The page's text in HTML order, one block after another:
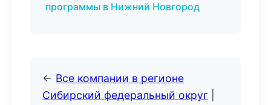
программы в Нижний Новгород
← Все компании в регионе
Сибирский федеральный округ